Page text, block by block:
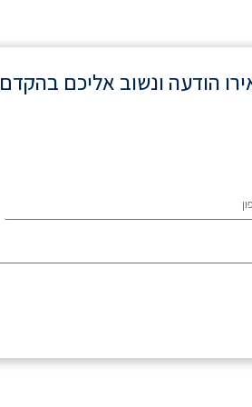
הודעה ונשוב אליכם בהקדם